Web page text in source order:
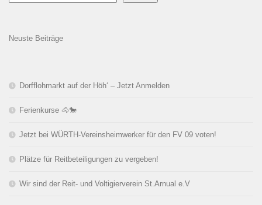
Neuste Beiträge
Dorfflohmarkt auf der Höh‘ – Jetzt Anmelden
Ferienkurse 🐴🐎
Jetzt bei WÜRTH-Vereinsheimwerker für den FV 09 voten!
Plätze für Reitbeteiligungen zu vergeben!
Wir sind der Reit- und Voltigierverein St.Arnual e.V